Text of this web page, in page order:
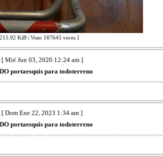
KiB | Visto 187645 veces ]
[ Mié Jun 03, 2020 12:24 am ]
portaesquis para todoterreno
[ Dom Ene 22, 2023 1:34 am ]
portaesquis para todoterreno